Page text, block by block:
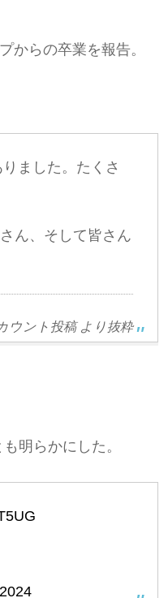
からの卒業を報告。
ました。たくさ
ん、そして皆さん
ウント投稿 より抜粋
明らかにした。